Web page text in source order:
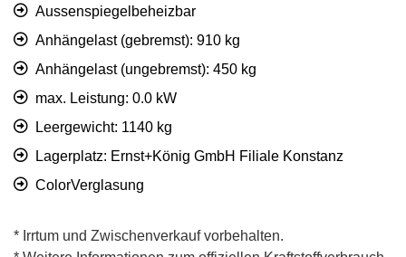
Aussenspiegelbeheizbar
Anhängelast (gebremst): 910 kg
Anhängelast (ungebremst): 450 kg
max. Leistung: 0.0 kW
Leergewicht: 1140 kg
Lagerplatz: Ernst+König GmbH Filiale Konstanz
ColorVerglasung
* Irrtum und Zwischenverkauf vorbehalten.